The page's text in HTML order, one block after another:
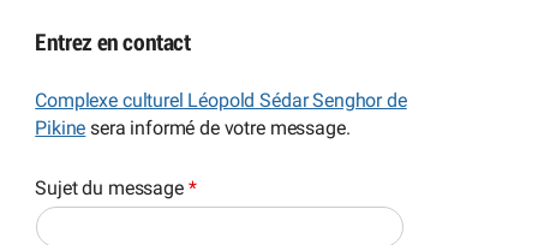
Entrez en contact
Complexe culturel Léopold Sédar Senghor de
Pikine sera informé de votre message.
Sujet du message *